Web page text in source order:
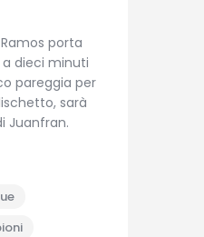
porta
a dieci minuti
pareggia per
sarà
Juanfran.